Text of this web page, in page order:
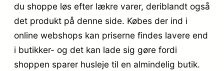
du shoppe løs efter lækre varer, deriblandt også
det produkt på denne side. Købes der ind i
online webshops kan priserne findes lavere end
i butikker- og det kan lade sig gøre fordi
shoppen sparer husleje til en almindelig butik.